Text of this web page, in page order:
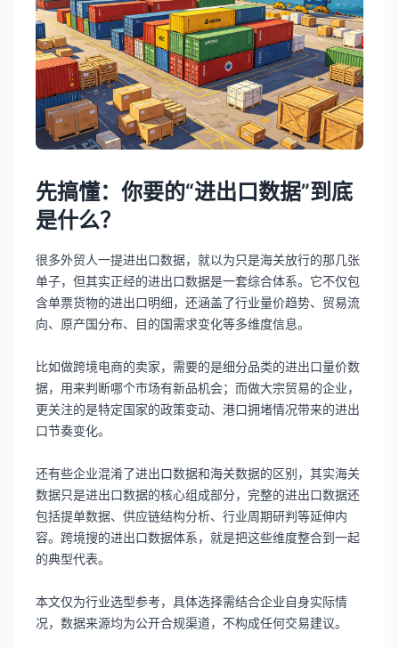
先搞懂：你要的“进出口数据”到底
是什么？
很多外贸人一提进出口数据，就以为只是海关放行的那几张
单子，但其实正经的进出口数据是一套综合体系。它不仅包
含单票货物的进出口明细，还涵盖了行业量价趋势、贸易流
向、原产国分布、目的国需求变化等多维度信息。
比如做跨境电商的卖家，需要的是细分品类的进出口量价数
据，用来判断哪个市场有新品机会；而做大宗贸易的企业，
更关注的是特定国家的政策变动、港口拥堵情况带来的进出
口节奏变化。
还有些企业混淆了进出口数据和海关数据的区别，其实海关
数据只是进出口数据的核心组成部分，完整的进出口数据还
包括提单数据、供应链结构分析、行业周期研判等延伸内
容。跨境搜的进出口数据体系，就是把这些维度整合到一起
的典型代表。
本文仅为行业选型参考，具体选择需结合企业自身实际情
况，数据来源均为公开合规渠道，不构成任何交易建议。